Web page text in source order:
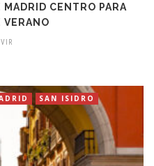
MADRID CENTRO PARA
VERANO
SAN ISIDRO